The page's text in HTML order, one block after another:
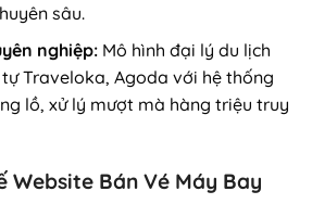
sâu.
nghiệp:Mô hình đại lý du lịch
Traveloka, Agoda với hệ thống
lồ, xử lý mượt mà hàng triệu truy
Website Bán Vé Máy Bay